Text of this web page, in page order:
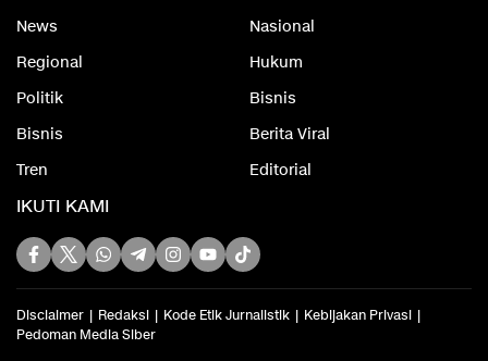
News
Nasional
Regional
Hukum
Politik
Bisnis
Bisnis
Berita Viral
Tren
Editorial
IKUTI KAMI
Disclaimer Redaksi Kode Etik Jurnalistik
Kebijakan Privasi
Pedoman Media Siber